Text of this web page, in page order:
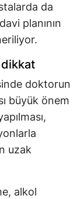
da
planının
doktorun
büyük önem
uzak
alkol